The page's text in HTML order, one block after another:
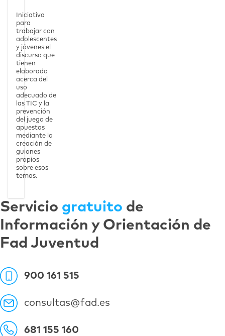
Iniciativa
para
trabajar con
adolescentes
y jóvenes el
discurso que
tienen
elaborado
acerca del
uso
adecuado de
las TIC y la
prevención
del juego de
apuestas
mediante la
creación de
guiones
propios
sobre esos
temas.
Servicio gratuito de
Información y Orientación de
Fad Juventud
900 161 515
consultas@fad.es
681 155 160